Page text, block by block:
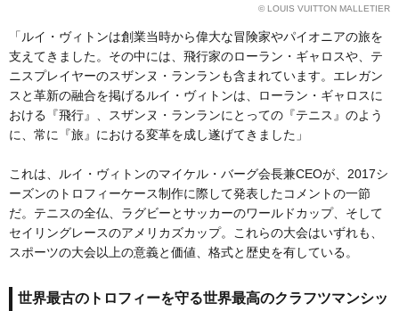
© LOUIS VUITTON MALLETIER
「ルイ・ヴィトンは創業当時から偉大な冒険家やパイオニアの旅を
支えてきました。その中には、飛行家のローラン・ギャロスや、テ
ニスプレイヤーのスザンヌ・ランランも含まれています。エレガン
スと革新の融合を掲げるルイ・ヴィトンは、ローラン・ギャロスに
おける『飛行』、スザンヌ・ランランにとっての『テニス』のよう
に、常に『旅』における変革を成し遂げてきました」
これは、ルイ・ヴィトンのマイケル・バーグ会長兼CEOが、2017シ
ーズンのトロフィーケース制作に際して発表したコメントの一節
だ。テニスの全仏、ラグビーとサッカーのワールドカップ、そして
セイリングレースのアメリカズカップ。これらの大会はいずれも、
スポーツの大会以上の意義と価値、格式と歴史を有している。
世界最古のトロフィーを守る世界最高のクラフツマンシッ